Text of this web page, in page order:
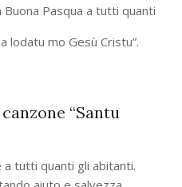
Buona Pasqua a tutti quanti
lodatu mo Gesù Cristu”.
“Santu
a tutti quanti gli abitanti.